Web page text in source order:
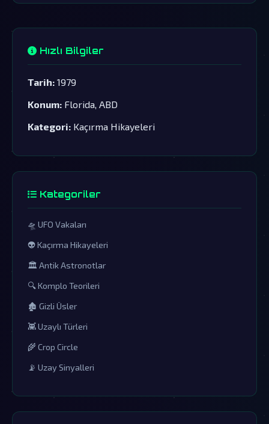
Hızlı Bilgiler
Tarih: 1979
Konum: Florida, ABD
Kategori: Kaçırma Hikayeleri
Kategoriler
🛸 UFO Vakaları
👽 Kaçırma Hikayeleri
🏛️ Antik Astronotlar
🔍 Komplo Teorileri
🏚️ Gizli Üsler
👾 Uzaylı Türleri
🌾 Crop Circle
📡 Uzay Sinyalleri